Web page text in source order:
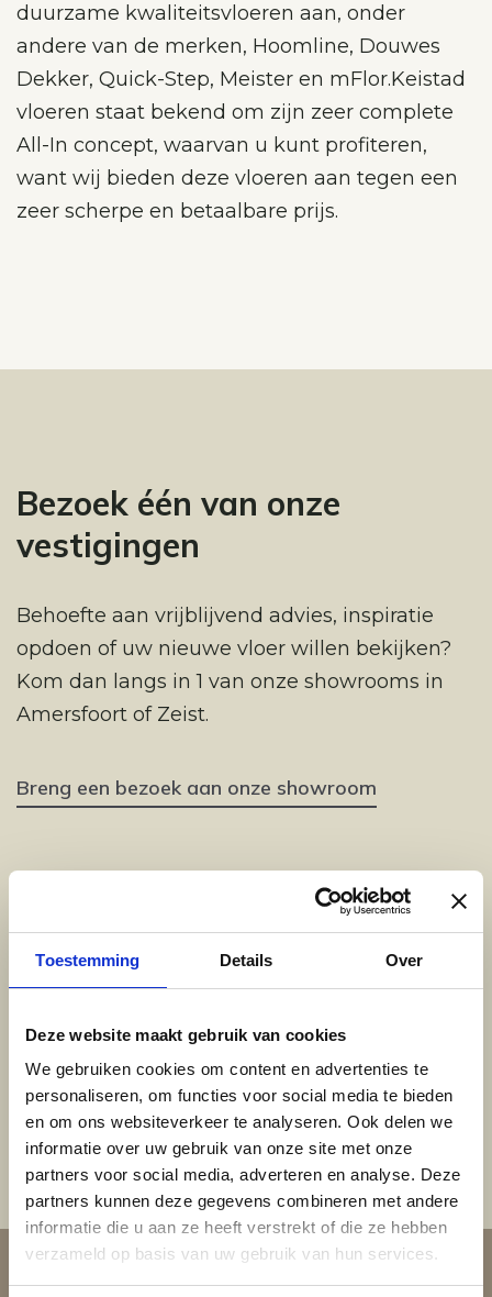
Toestemming Details Over
Deze website maakt gebruik van cookies
We gebruiken cookies om content en advertenties te
personaliseren, om functies voor social media te bieden
en om ons websiteverkeer te analyseren. Ook delen we
informatie over uw gebruik van onze site met onze
partners voor social media, adverteren en analyse. Deze
partners kunnen deze gegevens combineren met andere
informatie die u aan ze heeft verstrekt of die ze hebben
verzameld op basis van uw gebruik van hun services.
duurzame kwaliteitsvloeren aan, onder
andere van de merken, Hoomline, Douwes
Dekker, Quick-Step, Meister en mFlor.Keistad
vloeren staat bekend om zijn zeer complete
All-In concept, waarvan u kunt profiteren,
want wij bieden deze vloeren aan tegen een
zeer scherpe en betaalbare prijs.
Bezoek één van onze
vestigingen
Behoefte aan vrijblijvend advies, inspiratie
opdoen of uw nieuwe vloer willen bekijken?
Kom dan langs in 1 van onze showrooms in
Amersfoort of Zeist.
Breng een bezoek aan onze showroom
Woestijgerweg 133, Amersfoort
Locatie Zeist
Korte Steynlaan 3, Zeist